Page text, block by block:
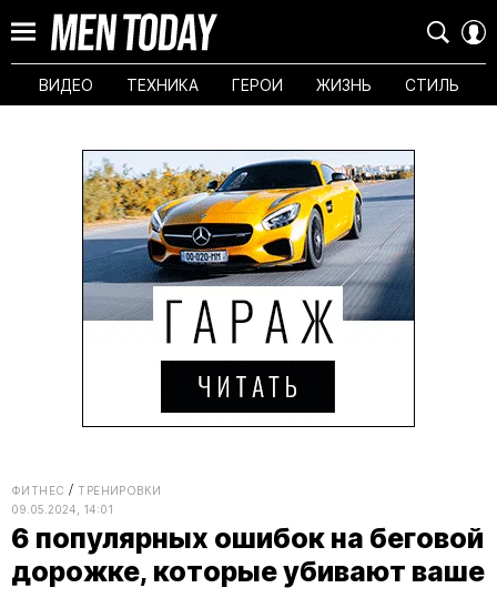
ВИДЕО ТЕХНИКА ГЕРОИ ЖИЗНЬ СТИЛЬ
ФИТНЕС
ТРЕНИРОВКИ
09.05.2024, 14:01
6 популярных ошибок на беговой
дорожке, которые убивают ваше